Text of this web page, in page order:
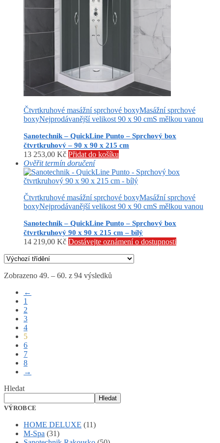
Čtvrtkruhové masážní sprchové boxyMasážní sprchové
boxyNejprodávanější velikost 90 x 90 cmS mělkou vanou
Sanotechnik – QuickLine Punto – Sprchový box
čtvrtkruhový – 90 x 90 x 215 cm
13 253,00 Kč Přidat do košíku
Ověřit termín doručení
Čtvrtkruhové masážní sprchové boxyMasážní sprchové
boxyNejprodávanější velikost 90 x 90 cmS mělkou vanou
Sanotechnik – QuickLine Punto – Sprchový box
čtvrtkruhový 90 x 90 x 215 cm – bílý
14 219,00 Kč Dostávejte oznámení o dostupnosti
Zobrazeno 49. – 60. z 94 výsledků
←
1
2
3
4
5
6
7
8
→
Hledat
Hledat
VÝROBCE
HOME DELUXE (11)
M-Spa (31)